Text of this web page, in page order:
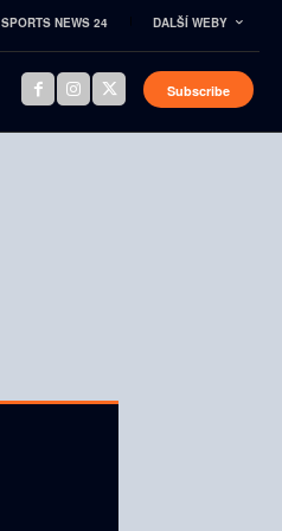
SPORTS NEWS 24 DALŠÍ WEBY
Subscribe